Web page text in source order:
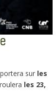
sur les
les 23,